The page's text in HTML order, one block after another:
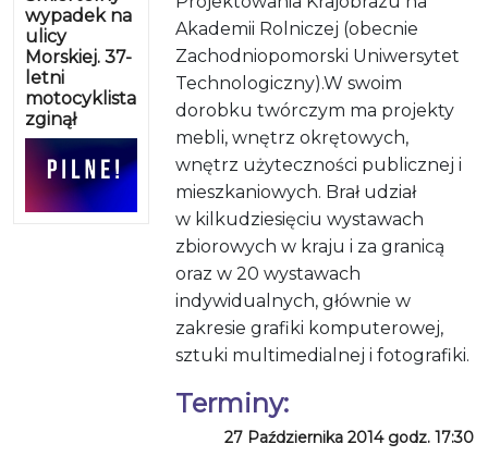
wypadek na
ulicy
Morskiej. 37-
letni
motocyklista
zginął
Akademii Rolniczej (obecnie
Zachodniopomorski Uniwersytet
Technologiczny).W swoim
dorobku twórczym ma projekty
mebli, wnętrz okrętowych,
wnętrz użyteczności publicznej i
mieszkaniowych. Brał udział
w kilkudziesięciu wystawach
zbiorowych w kraju i za granicą
oraz w 20 wystawach
indywidualnych, głównie w
zakresie grafiki komputerowej,
sztuki multimedialnej i fotografiki.
Terminy:
27 Października 2014 godz. 17:30